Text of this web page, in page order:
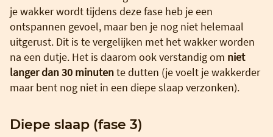
je wakker wordt tijdens deze fase heb je een
ontspannen gevoel, maar ben je nog niet helemaal
uitgerust. Dit is te vergelijken met het wakker worden
na een dutje. Het is daarom ook verstandig om niet
langer dan 30 minutente dutten (je voelt je wakkerder
maar bent nog niet in een diepe slaap verzonken).
Diepe slaap (fase 3)